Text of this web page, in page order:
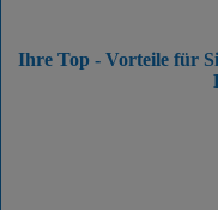
Ihre Top - Vorteile für